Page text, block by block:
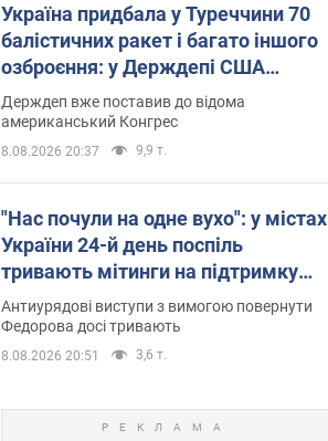
Україна придбала у Туреччини 70
балістичних ракет і багато іншого
озброєння: у Держдепі США
оприлюднили список
Держдеп вже поставив до відома
американський Конгрес
8.08.2026 20:37 9,9 т.
"Нас почули на одне вухо": у містах
України 24-й день поспіль
тривають мітинги на підтримку
Федорова. Фото і відео
Антиурядові виступи з вимогою повернути
Федорова досі тривають
8.08.2026 20:51 3,6 т.